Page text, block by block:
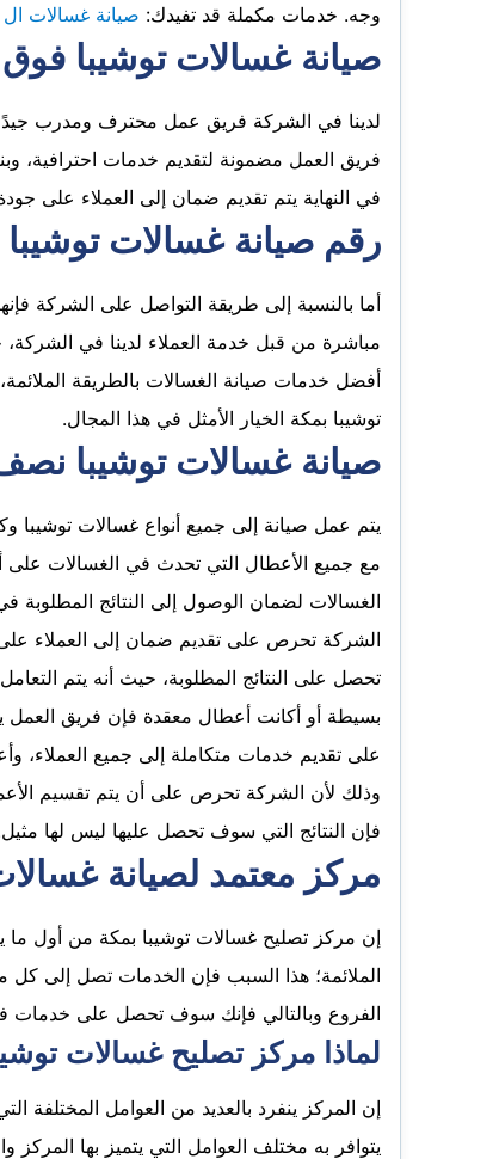
وجه. خدمات مكملة قد تفيدك: صيانة غسالات
صيانة غسالات توشيبا فوق
لدينا في الشركة فريق عمل محترف ومدرب
فريق العمل مضمونة لتقديم خدمات احترافية،
في النهاية يتم تقديم ضمان إلى العملاء على
رقم صيانة غسالات
أما بالنسبة إلى طريقة التواصل على الشركة
مباشرة من قبل خدمة العملاء لدينا في
أفضل خدمات صيانة الغسالات بالطريقة
توشيبا بمكة الخيار الأمثل في هذا المجال.
صيانة غسالات توشيبا
يتم عمل صيانة إلى جميع أنواع غسالات توشيبا
مع جميع الأعطال التي تحدث في الغسالات على
الغسالات لضمان الوصول إلى النتائج
الشركة تحرص على تقديم ضمان إلى العملاء
تحصل على النتائج المطلوبة، حيث أنه يتم
بسيطة أو أكانت أعطال معقدة فإن فريق العمل
على تقديم خدمات متكاملة إلى جميع العملاء،
وذلك لأن الشركة تحرص على أن يتم تقسيم
فإن النتائج التي سوف تحصل عليها ليس لها
مركز معتمد لصيانة غسالات
إن مركز تصليح غسالات توشيبا بمكة من أول ما
الملائمة؛ هذا السبب فإن الخدمات تصل إلى كل
الفروع وبالتالي فإنك سوف تحصل على خدمات
لماذا مركز تصليح غسالات
إن المركز ينفرد بالعديد من العوامل المختلفة
يتوافر به مختلف العوامل التي يتميز بها المركز